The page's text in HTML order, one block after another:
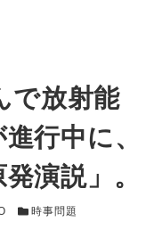
で放射能
行中に、
演説」。
リーカテゴリー
時事問題